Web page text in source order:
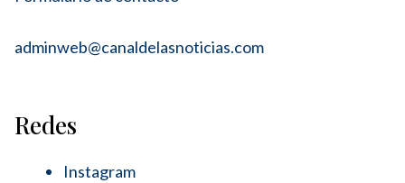
adminweb@canaldelasnoticias.com
Redes
Instagram